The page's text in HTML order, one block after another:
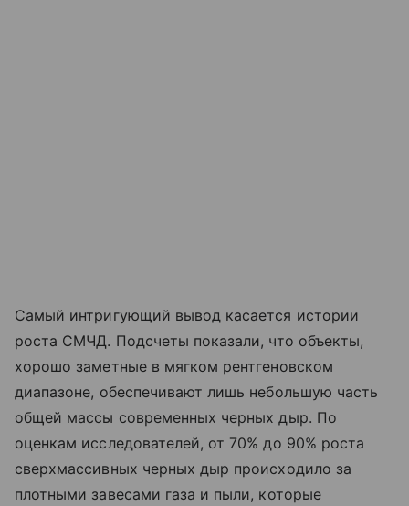
Самый интригующий вывод касается истории
роста СМЧД. Подсчеты показали, что объекты,
хорошо заметные в мягком рентгеновском
диапазоне, обеспечивают лишь небольшую часть
общей массы современных черных дыр. По
оценкам исследователей, от 70% до 90% роста
сверхмассивных черных дыр происходило за
плотными завесами газа и пыли, которые